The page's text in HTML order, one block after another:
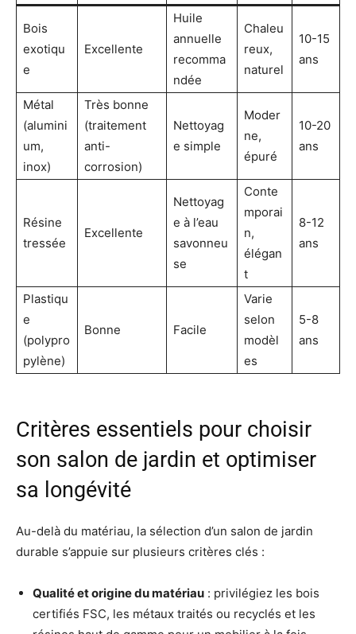
Bois
exotiqu
e
Excellente
Huile
annuelle
recomma
ndée
Chaleu
reux,
naturel
10-15
ans
Métal
(alumini
um,
inox)
Très bonne
(traitement
anti-
corrosion)
Nettoyag
e simple
Moder
ne,
épuré
10-20
ans
Résine
tressée
Excellente
Nettoyag
e à l’eau
savonneu
se
Conte
mporai
n,
élégan
t
8-12
ans
Plastiqu
e
(polypro
pylène)
Bonne Facile
Varie
selon
modèl
es
5-8
ans
Critères essentiels pour choisir
son salon de jardin et optimiser
sa longévité
Au-delà du matériau, la sélection d’un salon de jardin
durable s’appuie sur plusieurs critères clés :
Qualité et origine du matériau : privilégiez les bois
certifiés FSC, les métaux traités ou recyclés et les